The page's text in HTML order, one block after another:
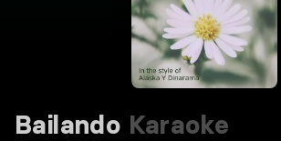
Bailando Karaoke